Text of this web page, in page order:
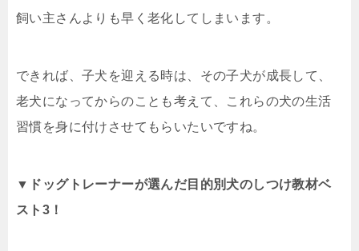
飼い主さんよりも早く老化してしまいます。
できれば、子犬を迎える時は、その子犬が成長して、
老犬になってからのことも考えて、これらの犬の生活
習慣を身に付けさせてもらいたいですね。
▼ドッグトレーナーが選んだ目的別犬のしつけ教材ベ
スト3！